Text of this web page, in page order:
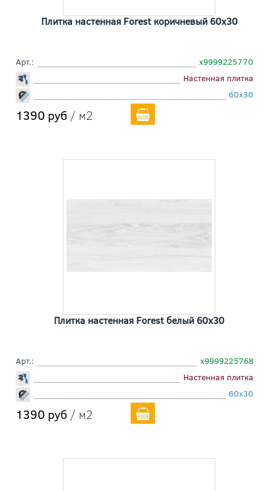
Плитка настенная Forest коричневый 60x30
Арт.:
х9999225770
Настенная плитка
60x30
1390 руб / м2
Плитка настенная Forest белый 60x30
Арт.:
х9999225768
Настенная плитка
60x30
1390 руб / м2